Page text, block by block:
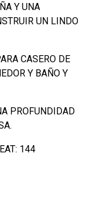
Y UNA
UN LINDO
CASERO DE
Y BAÑO Y
PROFUNDIDAD
144